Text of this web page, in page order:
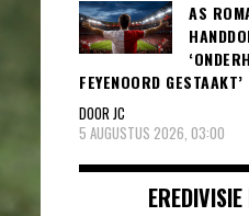
AS
FEYENOORD GESTAAKT’
DOOR JC
5 AUGUSTUS 2026, 03:00